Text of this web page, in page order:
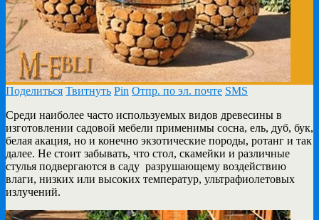
Поделиться Твитнуть Pin Отпр. по эл. почте SMS
Среди наиболее часто используемых видов древесины в
изготовлении садовой мебели применимы сосна, ель, дуб, бук,
белая акация, но и конечно экзотические породы, ротанг и так
далее. Не стоит забывать, что стол, скамейки и различные
стулья подвергаются в саду разрушающему воздействию
влаги, низких или высоких температур, ультрафиолетовых
излучений.